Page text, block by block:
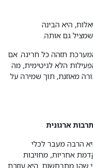
היא הבינה
גם אותה.
תזהה כל חריגה. אם
הלא לגיטימית, מה
מאוזנת, תוך שמירה על
ארגונית
הרבה מעבר לכלי
אחריות, מחויבות
שהן מתרחשות. היא עוזרת